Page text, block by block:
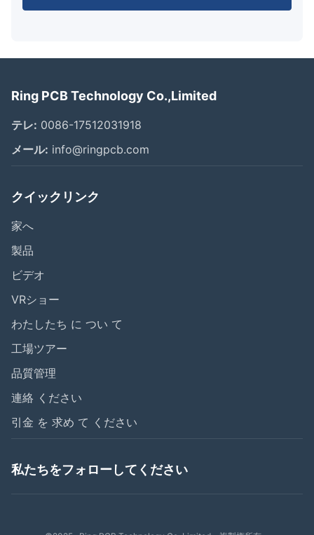
Ring PCB Technology Co.,Limited
テレ: 0086-17512031918
メール: info@ringpcb.com
クイックリンク
家へ
製品
ビデオ
VRショー
わたしたち に つい て
工場ツアー
品質管理
連絡 ください
引金 を 求め て ください
私たちをフォローしてください